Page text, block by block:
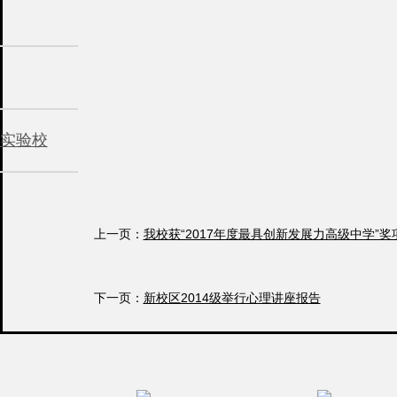
上一页： 我校获“2017年度最具创新发展力高级中学”奖
下一页： 新校区2014级举行心理讲座报告
验校